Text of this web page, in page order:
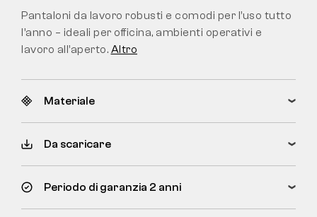
Pantaloni da lavoro robusti e comodi per l’uso tutto
l’anno – ideali per officina, ambienti operativi e
lavoro all’aperto. Altro
Materiale
Da scaricare
Periodo di garanzia 2 anni